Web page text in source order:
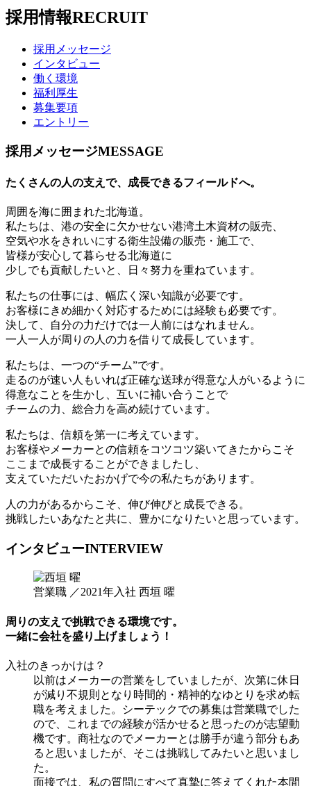
採用情報RECRUIT
採用メッセージ
インタビュー
働く環境
福利厚生
募集要項
エントリー
採用メッセージMESSAGE
たくさんの人の支えで、成長できるフィールドへ。
周囲を海に囲まれた北海道。
私たちは、港の安全に欠かせない港湾土木資材の販売、
空気や水をきれいにする衛生設備の販売・施工で、
皆様が安心して暮らせる北海道に
少しでも貢献したいと、日々努力を重ねています。
私たちの仕事には、幅広く深い知識が必要です。
お客様にきめ細かく対応するためには経験も必要です。
決して、自分の力だけでは一人前にはなれません。
一人一人が周りの人の力を借りて成長しています。
私たちは、一つの“チーム”です。
走るのが速い人もいれば正確な送球が得意な人がいるように
得意なことを生かし、互いに補い合うことで
チームの力、総合力を高め続けています。
私たちは、信頼を第一に考えています。
お客様やメーカーとの信頼をコツコツ築いてきたからこそ
ここまで成長することができましたし、
支えていただいたおかげで今の私たちがあります。
人の力があるからこそ、伸び伸びと成長できる。
挑戦したいあなたと共に、豊かになりたいと思っています。
インタビューINTERVIEW
営業職 ／2021年入社 西垣 曜
周りの支えで挑戦できる環境です。
一緒に会社を盛り上げましょう！
入社のきっかけは？
以前はメーカーの営業をしていましたが、次第に休日
が減り不規則となり時間的・精神的なゆとりを求め転
職を考えました。シーテックでの募集は営業職でした
ので、これまでの経験が活かせると思ったのが志望動
機です。商社なのでメーカーとは勝手が違う部分もあ
ると思いましたが、そこは挑戦してみたいと思いまし
た。
面接では、私の質問にすべて真摯に答えてくれた本間